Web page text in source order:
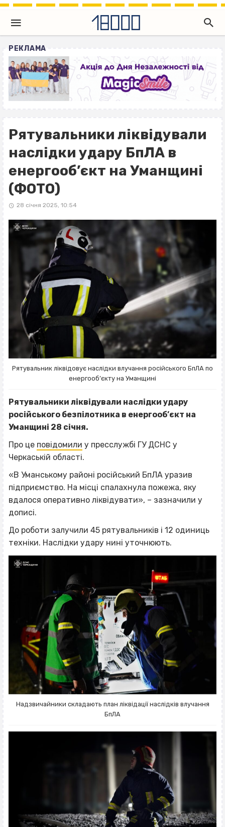
РЕКЛАМА
Рятувальники ліквідували
наслідки удару БпЛА в
енергооб’єкт на Уманщині
(ФОТО)
28 січня 2025, 10:54
Рятувальник ліквідовує наслідки влучання російського БпЛА по
енергооб’єкту на Уманщині
Рятувальники ліквідували наслідки удару
російського безпілотника в енергооб’єкт на
Уманщині 28 січня.
Про це повідомили у пресслужбі ГУ ДСНС у
Черкаській області.
«В Уманському районі російський БпЛА уразив
підприємство. На місці спалахнула пожежа, яку
вдалося оперативно ліквідувати», – зазначили у
дописі.
До роботи залучили 45 рятувальників і 12 одиниць
техніки. Наслідки удару нині уточнюють.
Надзвичайники складають план ліквідації наслідків влучання
БпЛА